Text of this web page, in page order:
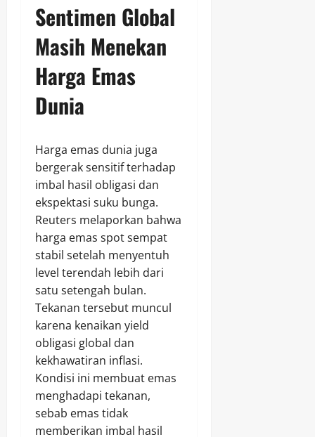
Sentimen Global
Masih Menekan
Harga Emas
Dunia
Harga emas dunia juga
bergerak sensitif terhadap
imbal hasil obligasi dan
ekspektasi suku bunga.
Reuters melaporkan bahwa
harga emas spot sempat
stabil setelah menyentuh
level terendah lebih dari
satu setengah bulan.
Tekanan tersebut muncul
karena kenaikan yield
obligasi global dan
kekhawatiran inflasi.
Kondisi ini membuat emas
menghadapi tekanan,
sebab emas tidak
memberikan imbal hasil